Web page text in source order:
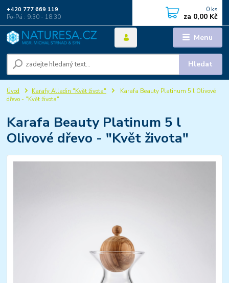
Menu
Hledat
+420 777 669 119
Po-Pá : 9:30 - 18:30
0 ks
za 0,00 Kč
Úvod Karafy Alladin "Květ života"
Karafa Beauty Platinum 5 l Olivové
dřevo - "Květ života"
Karafa Beauty Platinum 5 l
Olivové dřevo - "Květ života"